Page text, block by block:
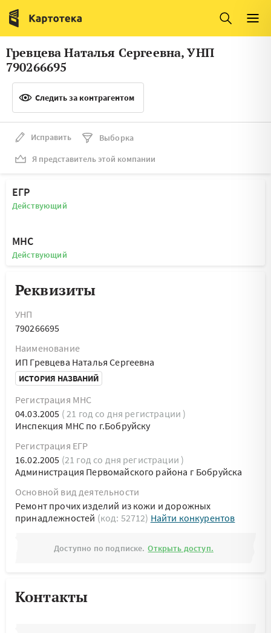
Италия
Люксембург
Литва
Латвия
Словения
Франция
Швеция
Мальта
Гревцева Наталья Сергеевна, УНП
790266695
Следить за контрагентом
Исправить
Выборка
Я представитель этой компании
ЕГР
Действующий
МНС
Действующий
Реквизиты
УНП
790266695
Наименование
ИП Гревцева Наталья Сергеевна
ИСТОРИЯ НАЗВАНИЙ
Регистрация МНС
04.03.2005 ( 21 год со дня регистрации )
Инспекция МНС по г.Бобруйску
Регистрация ЕГР
16.02.2005 (21 год со дня регистрации )
Администрация Первомайского района г Бобруйска
Основной вид деятельности
Ремонт прочих изделий из кожи и дорожных
принадлежностей (код: 52712) Найти конкурентов
Доступно по подписке. Открыть доступ.
Контакты